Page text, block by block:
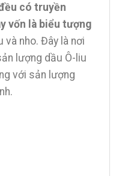
có truyền
vốn là biểu tượng
và nho. Đây là nơi
lượng dầu Ô-liu
với sản lượng